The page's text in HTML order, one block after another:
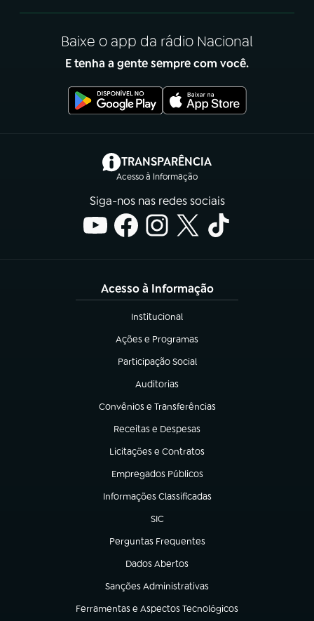
Baixe o app da rádio Nacional
E tenha a gente sempre com você.
TRANSPARÊNCIA
Acesso à Informação
(abre em nova aba)
Siga-nos nas redes sociais
Acesso à Informação
Institucional
(abre em nova aba)
Ações e Programas
(abre em nova aba)
Participação Social
(abre em nova aba)
Auditorias
(abre em nova aba)
Convênios e Transferências
(abre em nova aba)
Receitas e Despesas
(abre em nova aba)
Licitações e Contratos
(abre em nova aba)
Empregados Públicos
(abre em nova aba)
Informações Classificadas
(abre em nova aba)
SIC
(abre em nova aba)
Perguntas Frequentes
(abre em nova aba)
Dados Abertos
(abre em nova aba)
Sanções Administrativas
(abre em nova aba)
Ferramentas e Aspectos Tecnológicos
(abre em nova aba)